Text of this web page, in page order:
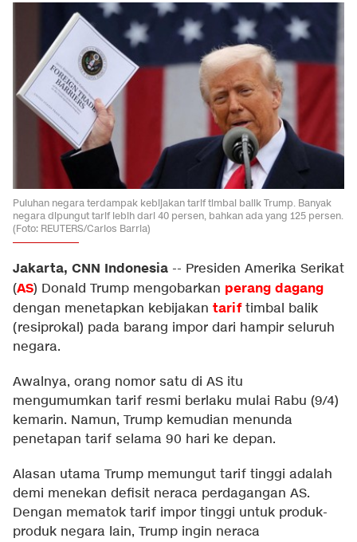
Puluhan negara terdampak kebijakan tarif timbal balik Trump. Banyak
negara dipungut tarif lebih dari 40 persen, bahkan ada yang 125 persen.
(Foto: REUTERS/Carlos Barria)
Jakarta, CNN Indonesia -- Presiden Amerika Serikat
(AS) Donald Trump mengobarkan perang dagang
dengan menetapkan kebijakan tariftimbal balik
(resiprokal) pada barang impor dari hampir seluruh
negara.
Awalnya, orang nomor satu di AS itu
mengumumkan tarif resmi berlaku mulai Rabu (9/4)
kemarin. Namun, Trump kemudian menunda
penetapan tarif selama 90 hari ke depan.
Alasan utama Trump memungut tarif tinggi adalah
demi menekan defisit neraca perdagangan AS.
Dengan mematok tarif impor tinggi untuk produk-
produk negara lain, Trump ingin neraca